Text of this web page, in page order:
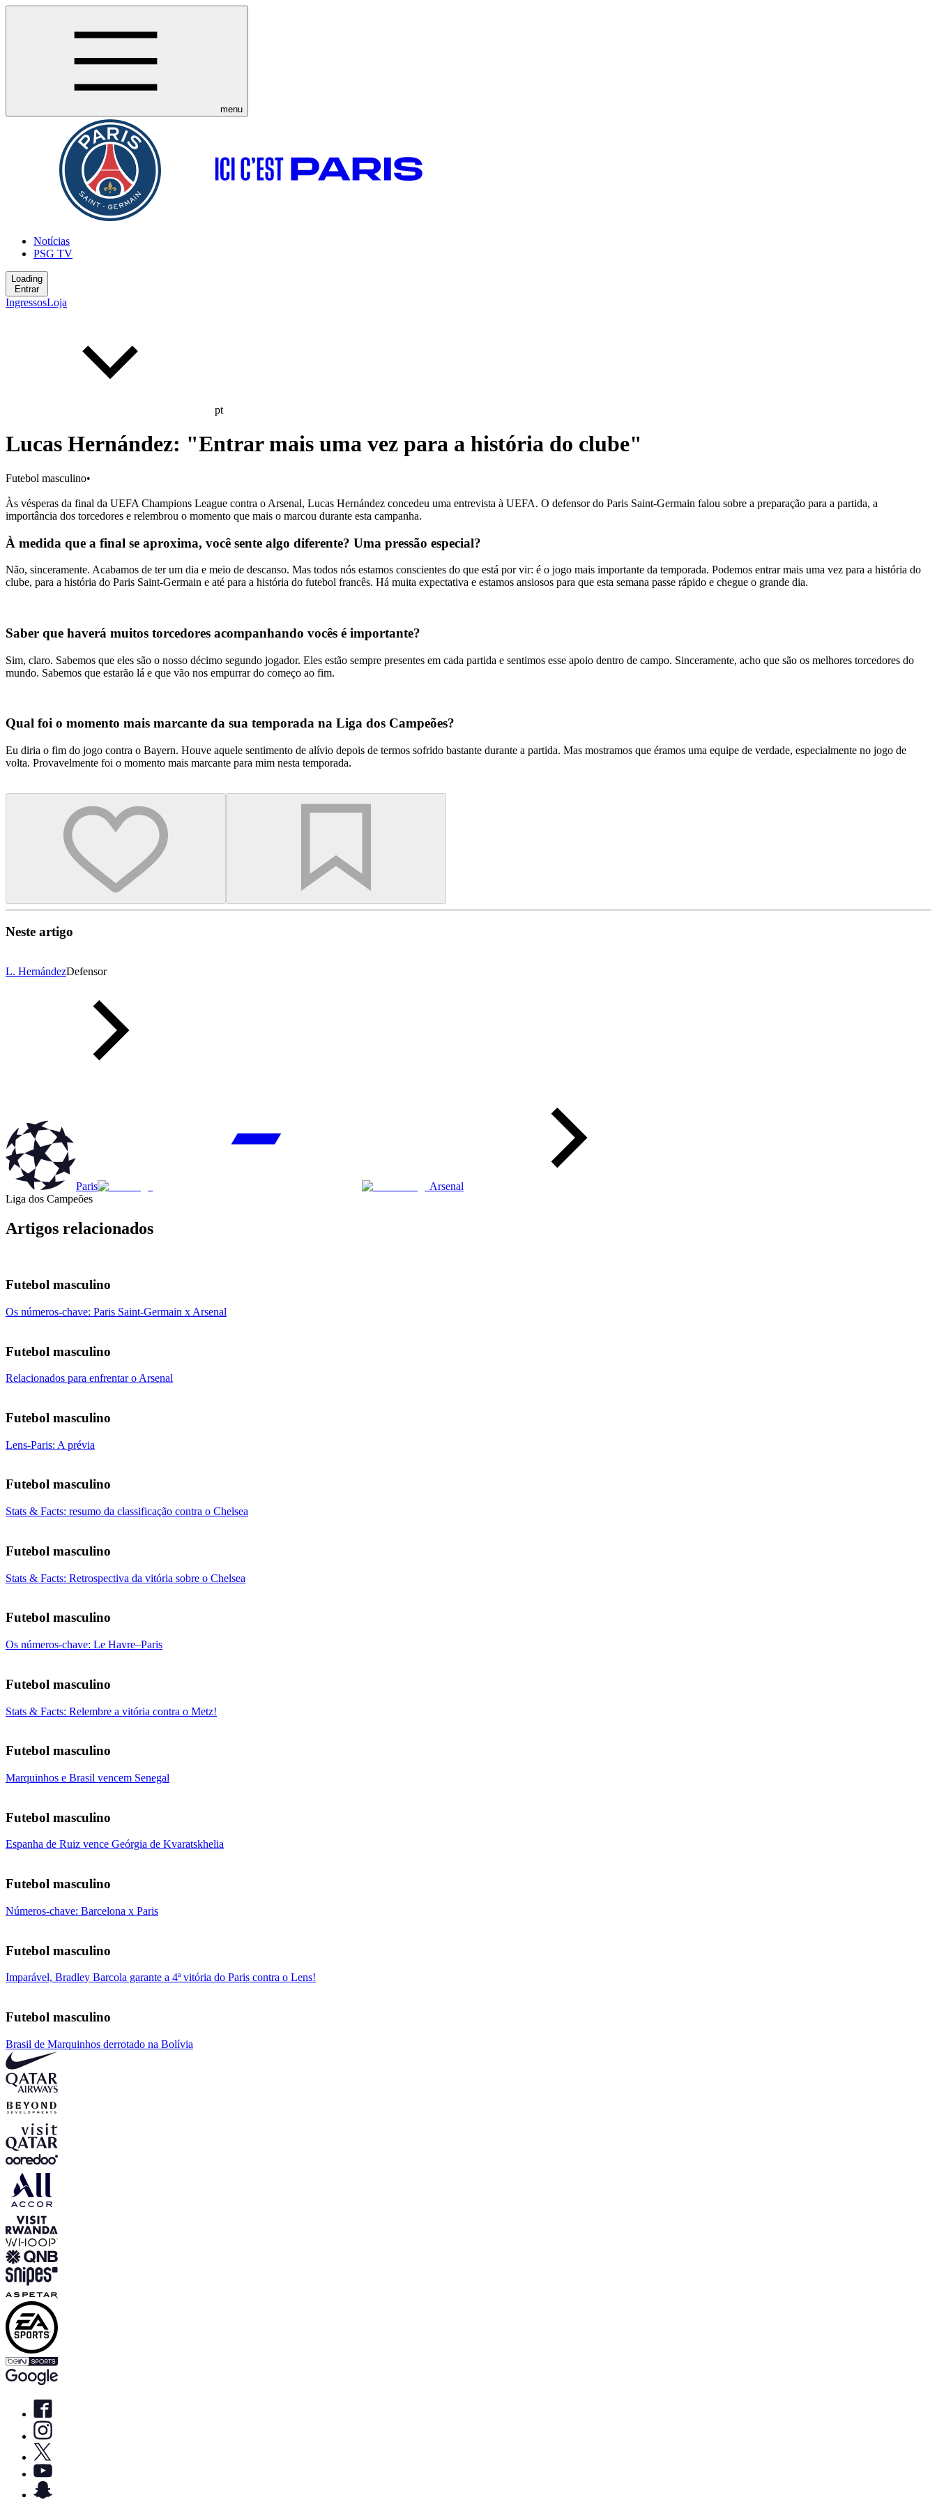
menu
Notícias
PSG TV
Loading
Entrar
IngressosLoja
pt
Lucas Hernández: "Entrar mais uma vez para a história do clube"
Futebol masculino•
Às vésperas da final da UEFA Champions League contra o Arsenal, Lucas Hernández concedeu uma entrevista à UEFA. O defensor do Paris Saint-Germain falou sobre a preparação para a partida, a
importância dos torcedores e relembrou o momento que mais o marcou durante esta campanha.
À medida que a final se aproxima, você sente algo diferente? Uma pressão especial?
Não, sinceramente. Acabamos de ter um dia e meio de descanso. Mas todos nós estamos conscientes do que está por vir: é o jogo mais importante da temporada. Podemos entrar mais uma vez para a história do
clube, para a história do Paris Saint-Germain e até para a história do futebol francês. Há muita expectativa e estamos ansiosos para que esta semana passe rápido e chegue o grande dia.
Saber que haverá muitos torcedores acompanhando vocês é importante?
Sim, claro. Sabemos que eles são o nosso décimo segundo jogador. Eles estão sempre presentes em cada partida e sentimos esse apoio dentro de campo. Sinceramente, acho que são os melhores torcedores do
mundo. Sabemos que estarão lá e que vão nos empurrar do começo ao fim.
Qual foi o momento mais marcante da sua temporada na Liga dos Campeões?
Eu diria o fim do jogo contra o Bayern. Houve aquele sentimento de alívio depois de termos sofrido bastante durante a partida. Mas mostramos que éramos uma equipe de verdade, especialmente no jogo de
volta. Provavelmente foi o momento mais marcante para mim nesta temporada.
Neste artigo
L. HernándezDefensor
Paris
Arsenal
Liga dos Campeões
Artigos relacionados
Futebol masculino
Os números-chave: Paris Saint-Germain x Arsenal
Futebol masculino
Relacionados para enfrentar o Arsenal
Futebol masculino
Lens-Paris: A prévia
Futebol masculino
Stats & Facts: resumo da classificação contra o Chelsea
Futebol masculino
Stats & Facts: Retrospectiva da vitória sobre o Chelsea
Futebol masculino
Os números-chave: Le Havre–Paris
Futebol masculino
Stats & Facts: Relembre a vitória contra o Metz!
Futebol masculino
Marquinhos e Brasil vencem Senegal
Futebol masculino
Espanha de Ruiz vence Geórgia de Kvaratskhelia
Futebol masculino
Números-chave: Barcelona x Paris
Futebol masculino
Imparável, Bradley Barcola garante a 4ª vitória do Paris contra o Lens!
Futebol masculino
Brasil de Marquinhos derrotado na Bolívia